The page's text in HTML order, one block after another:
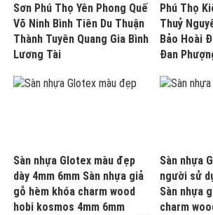
Sơn Phú Thọ Yên Phong Quế
Võ Ninh Bình Tiên Du Thuận
Thành Tuyên Quang Gia Bình
Lương Tài
Phú Thọ
Thuỷ
Bảo Hoài
Đan
Sàn nhựa Glotex màu đẹp
dày 4mm 6mm Sàn nhựa giả
gỗ hèm khóa charm wood
hobi kosmos 4mm 6mm
Sàn nhựa
người sử
Sàn nhựa
charm